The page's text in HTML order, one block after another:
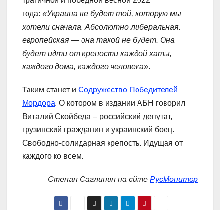
года: «Украина не будет той, которую мы
хотели сначала. Абсолютно либеральная,
европейская — она такой не будет. Она
будет идти от крепости каждой хаты,
каждого дома, каждого человека».
Таким станет и Содружество Победителей
Мордора. О котором в издании АБН говорил
Виталий Скойбеда – российский депутат,
грузинский гражданин и украинский боец.
Свободно-солидарная крепость. Идущая от
каждого ко всем.
Степан Саглинин на сйте РусМонитор